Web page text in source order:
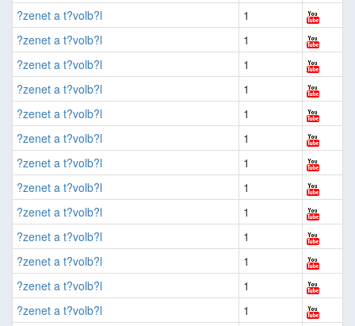
?zenet a t?volb?l
1
?zenet a t?volb?l
1
?zenet a t?volb?l
1
?zenet a t?volb?l
1
?zenet a t?volb?l
1
?zenet a t?volb?l
1
?zenet a t?volb?l
1
?zenet a t?volb?l
1
?zenet a t?volb?l
1
?zenet a t?volb?l
1
?zenet a t?volb?l
1
?zenet a t?volb?l
1
?zenet a t?volb?l
1